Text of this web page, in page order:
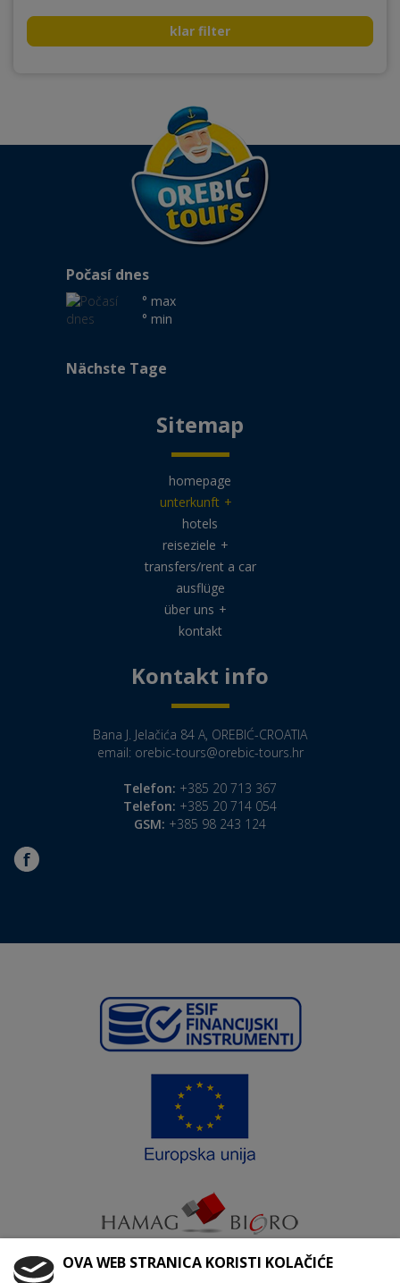
klar filter
Počasí dnes
° max
° min
Nächste Tage
Sitemap
homepage
unterkunft +
hotels
reiseziele +
transfers/rent a car
ausflüge
über uns +
kontakt
Kontakt info
Bana J. Jelačića 84 A, OREBIĆ-CROATIA
email: orebic-tours@orebic-tours.hr
Telefon: +385 20 713 367
Telefon: +385 20 714 054
GSM: +385 98 243 124
OVA WEB STRANICA KORISTI KOLAČIĆE